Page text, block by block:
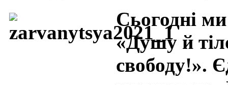
Сьогодні
«Душу й
свободу!».